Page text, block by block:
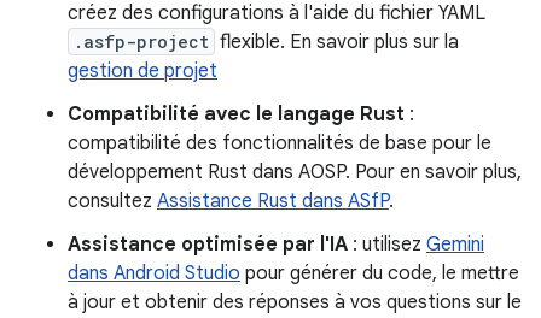
créez des configurations à l'aide du fichier YAML
.asfp-project flexible. En savoir plus sur la
gestion de projet
Compatibilité avec le langage Rust :
compatibilité des fonctionnalités de base pour le
développement Rust dans AOSP. Pour en savoir plus,
consultez Assistance Rust dans ASfP.
Assistance optimisée par l'IA : utilisez Gemini
dans Android Studio pour générer du code, le mettre
à jour et obtenir des réponses à vos questions sur le